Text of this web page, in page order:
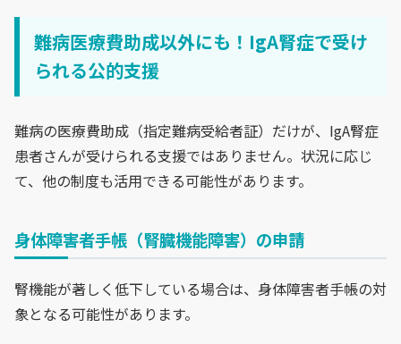
難病医療費助成以外にも！IgA腎症で受け
られる公的支援
難病の医療費助成（指定難病受給者証）だけが、IgA腎症
患者さんが受けられる支援ではありません。状況に応じ
て、他の制度も活用できる可能性があります。
身体障害者手帳（腎臓機能障害）の申請
腎機能が著しく低下している場合は、身体障害者手帳の対
象となる可能性があります。